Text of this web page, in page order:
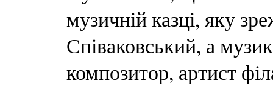
музичній казці, яку
Співаковський, а
композитор, артист